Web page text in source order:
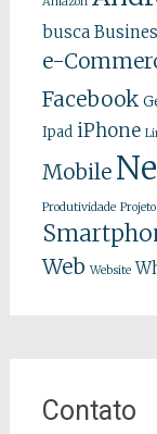
busca
e-
Facebook
Ipad iPhone
Mobile
Produtividade Projeto
Web Website
Contato